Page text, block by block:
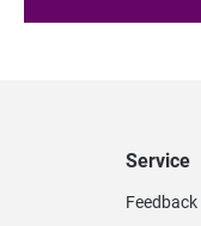
Service
Feedback